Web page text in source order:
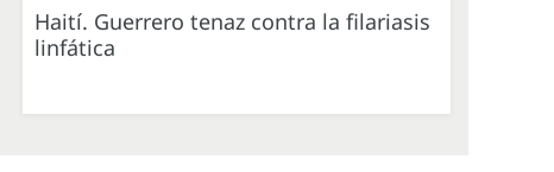
Haití. Guerrero tenaz contra la filariasis
linfática